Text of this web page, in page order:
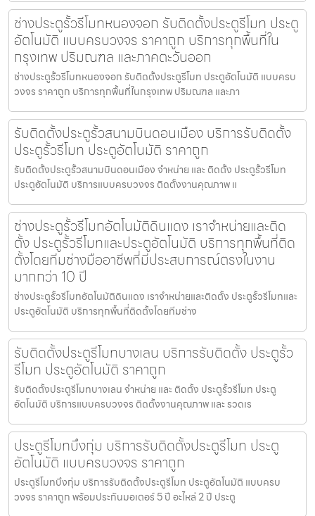
ช่างประตูรั้วรีโมทหนองจอก รับติดตั้งประตูรีโมท ประตู
อัตโนมัติ แบบครบวงจร ราคาถูก บริการทุกพื้นที่ใน
กรุงเทพ ปริมณฑล และภาคตะวันออก
ช่างประตูรั้วรีโมทหนองจอก รับติดตั้งประตูรีโมท ประตูอัตโนมัติ แบบครบ
วงจร ราคาถูก บริการทุกพื้นที่ในกรุงเทพ ปริมณฑล และภา
รับติดตั้งประตูรั้วสนามบินดอนเมือง บริการรับติดตั้ง
ประตูรั้วรีโมท ประตูอัตโนมัติ ราคาถูก
รับติดตั้งประตูรั้วสนามบินดอนเมือง จำหน่าย และ ติดตั้ง ประตูรั้วรีโมท
ประตูอัตโนมัติ บริการแบบครบวงจร ติดตั้งงานคุณภาพ แ
ช่างประตูรั้วรีโมทอัตโนมัติดินแดง เราจำหน่ายและติด
ตั้ง ประตูรั้วรีโมทและประตูอัตโนมัติ บริการทุกพื้นที่ติด
ตั้งโดยทีมช่างมืออาชีพที่มีประสบการณ์ตรงในงาน
มากกว่า 10 ปี
ช่างประตูรั้วรีโมทอัตโนมัติดินแดง เราจำหน่ายและติดตั้ง ประตูรั้วรีโมทและ
ประตูอัตโนมัติ บริการทุกพื้นที่ติดตั้งโดยทีมช่าง
รับติดตั้งประตูรีโมทบางเลน บริการรับติดตั้ง ประตูรั้ว
รีโมท ประตูอัตโนมัติ ราคาถูก
รับติดตั้งประตูรีโมทบางเลน จำหน่าย และ ติดตั้ง ประตูรั้วรีโมท ประตู
อัตโนมัติ บริการแบบครบวงจร ติดตั้งงานคุณภาพ และ รวดเร
ประตูรีโมทบึงกุ่ม บริการรับติดตั้งประตูรีโมท ประตู
อัตโนมัติ แบบครบวงจร ราคาถูก
ประตูรีโมทบึงกุ่ม บริการรับติดตั้งประตูรีโมท ประตูอัตโนมัติ แบบครบ
วงจร ราคาถูก พร้อมประกันมอเตอร์ 5 ปี อะไหล่ 2 ปี ประตู